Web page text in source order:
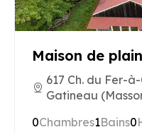
Maison de
617 Ch. du Fer-
Gatineau
0Chambres1Bains0